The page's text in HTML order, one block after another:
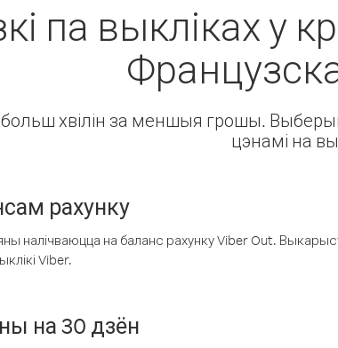
па выкліках у
хвілін за меншыя грошы.
цэнамі на
рахунку
налічваюцца на баланс рахунку Viber Out.
Viber.
на 30 дзён